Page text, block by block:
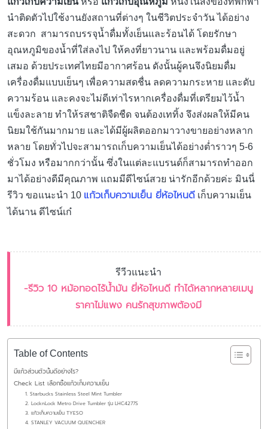
นำติดตัวไปใช้งานยังสถานที่ต่างๆ ในชีวิตประจำวัน ได้อย่าง
สะดวก สามารถบรรจุน้ำดื่มทั้งเย็นและร้อนได้ โดยรักษา
อุณหภูมิของน้ำที่ใส่ลงไป ให้คงที่ยาวนาน และพร้อมดื่มอยู่
เสมอ ด้วยประเทศไทยมีอากาศร้อน ดังนั้นผู้คนจึงนิยมดื่ม
เครื่องดื่มแบบเย็นๆ เพื่อความสดชื่น ลดความกระหาย และดับ
ความร้อน และคงจะไม่ดีเท่าไรหากเครื่องดื่มที่เตรียมไว้น้ำ
แข็งละลาย ทำให้รสชาติจืดชืด จนต้องเททิ้ง จึงส่งผลให้มีคน
นิยมใช้กันมากมาย และได้มีผู้ผลิตออกมาวางขายอย่างหลาก
หลาย โดยทั่วไปจะสามารถเก็บความเย็นได้อย่างต่ำราวๆ 5-6
ชั่วโมง หรือมากกว่านั้น ซึ่งในแต่ละแบรนด์ก็สามารถทำออก
มาได้อย่างดีมีคุณภาพ แถมมีดีไซน์สวย น่ารักอีกด้วยค่ะ มินนี่
รีวิว ขอแนะนำ 10 แก้วเก็บความเย็น ยี่ห้อไหนดี เก็บความเย็น
ได้นาน ดีไซน์เก๋
รีวีวแนะนำ
-รีวิว 10 หม้อทอดไร้น้ำมัน ยี่ห้อไหนดี ทำได้หลากหลายเมนู
ราคาไม่แพง คนรักสุขภาพต้องมี
Table of Contents
มีแก้วส่วนตัวนั้นดีอย่างไร?
Check List เลือกซื้อแก้วเก็บความเย็น
1. Starbucks Stainless Steel Mint Tumbler
2. LocknLock Metro Drive Tumbler รุ่น LHC4277S
3. แก้วเก็บความเย็น TYESO
4. STANLEY VACUUM QUENCHER